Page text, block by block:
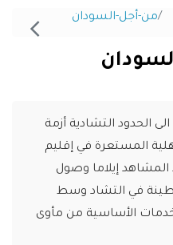
من-أجل-السودان
الحدود التشادية أزمة
المستعرة في إقليم
إيلاما وصول
في التشاد وسط
الأساسية من مأوى